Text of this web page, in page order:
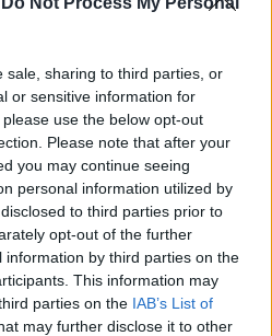
sale, sharing to third parties, or
or sensitive information for
use the below opt-out
Please note that after your
you may continue seeing
personal information utilized by
to third parties prior to
opt-out of the further
by third parties on the
This information may
parties on the IAB’s List of
may further disclose it to other